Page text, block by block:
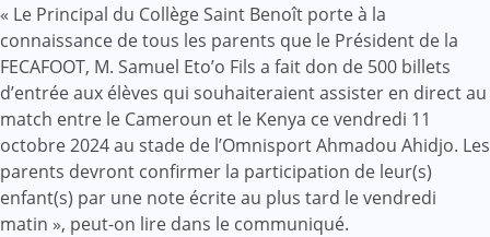
« Le Principal du Collège Saint Benoît porte à la
connaissance de tous les parents que le Président de la
FECAFOOT, M. Samuel Eto’o Fils a fait don de 500 billets
d’entrée aux élèves qui souhaiteraient assister en direct au
match entre le Cameroun et le Kenya ce vendredi 11
octobre 2024 au stade de l’Omnisport Ahmadou Ahidjo. Les
parents devront confirmer la participation de leur(s)
enfant(s) par une note écrite au plus tard le vendredi
matin », peut-on lire dans le communiqué.